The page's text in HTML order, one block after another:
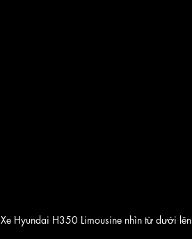
Xe Hyundai H350 Limousine nhìn từ dưới lên